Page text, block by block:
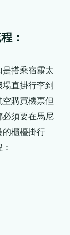
：
搭乘宿霧太
直掛行李到
購買機票但
必須要在馬尼
的櫃檯掛行